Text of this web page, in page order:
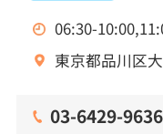
06:30-
東京都品川区
03-6429-9636